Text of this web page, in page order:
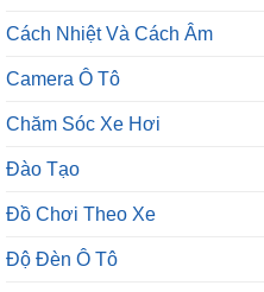
Cách Nhiệt Và Cách Âm
Camera Ô Tô
Chăm Sóc Xe Hơi
Đào Tạo
Đồ Chơi Theo Xe
Độ Đèn Ô Tô